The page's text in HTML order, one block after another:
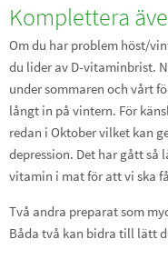
Komplettera
Om du har problem höst/
du lider av D-vitaminbrist.
under sommaren och vårt
långt in på vintern. För
redan i Oktober vilket kan
depression. Det har gått
vitamin i mat för att vi ska
Två andra preparat som
Båda två kan bidra till lätt